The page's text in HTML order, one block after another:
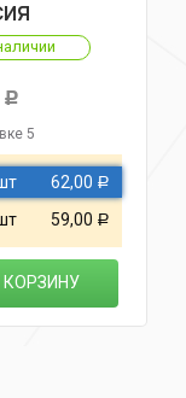
Р
5
62,00 Р
59,00 Р
КОРЗИНУ